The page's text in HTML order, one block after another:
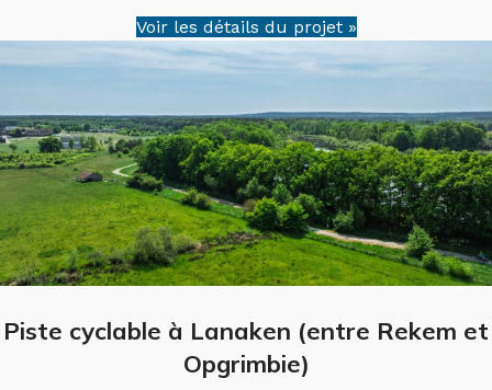
Voir les détails du projet »
Piste cyclable à Lanaken (entre Rekem et
Opgrimbie)